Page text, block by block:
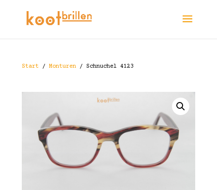
Start/ Monturen/ Schnuchel 4123